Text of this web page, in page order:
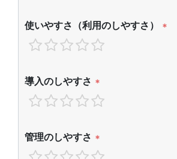
使いやすさ（利用のしやすさ） *
導入のしやすさ *
管理のしやすさ *